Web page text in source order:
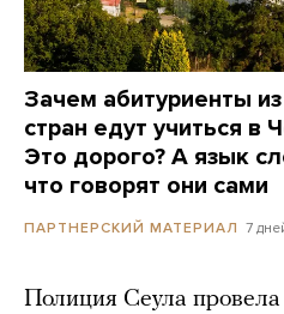
Зачем абитуриенты
стран едут учиться в
Это дорого? А язык
что говорят они сами
ПАРТНЕРСКИЙ МАТЕРИАЛ 7
Полиция Сеула